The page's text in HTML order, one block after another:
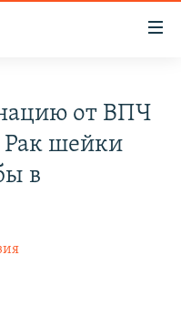
от ВПЧ
шейки
в